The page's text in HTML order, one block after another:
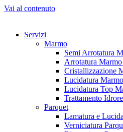
Vai al contenuto
Servizi
Marmo
Semi Arrotatura
Arrotatura Marmo
Cristallizzazione
Lucidatura
Lucidatura Top
Trattamento
Parquet
Lamatura e
Verniciatura